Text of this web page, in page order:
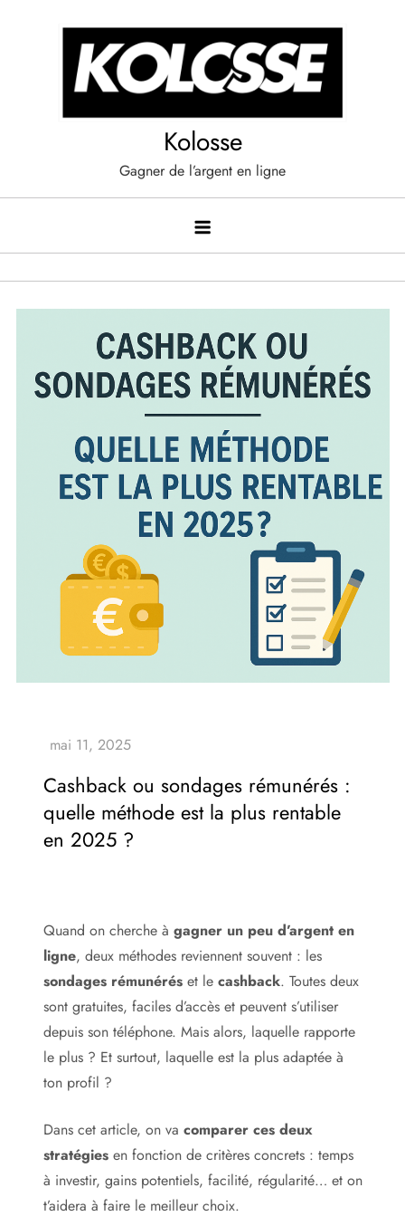
Kolosse
Gagner de l’argent en ligne
Cashback ou sondages rémunérés :
quelle méthode est la plus rentable
en 2025 ?
Quand on cherche à gagner un peu d’argent en
ligne, deux méthodes reviennent souvent : les
sondages rémunéréset le cashback. Toutes deux
sont gratuites, faciles d’accès et peuvent s’utiliser
depuis son téléphone. Mais alors, laquelle rapporte
le plus ? Et surtout, laquelle est la plus adaptée à
ton profil ?
Dans cet article, on va comparer ces deux
stratégiesen fonction de critères concrets : temps
à investir, gains potentiels, facilité, régularité… et on
t’aidera à faire le meilleur choix.